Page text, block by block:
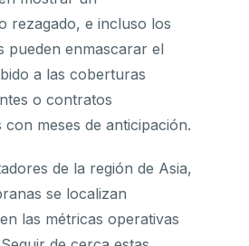
rezagado, e incluso los
pueden enmascarar el
a las coberturas
o contratos
con meses de anticipación.
de la región de Asia,
se localizan
las métricas operativas